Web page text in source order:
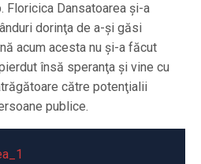
Floricica Dansatoarea şi-a
dorinţa de a-şi găsi
acum acesta nu şi-a făcut
însă speranţa şi vine cu
către potenţialii
publice.